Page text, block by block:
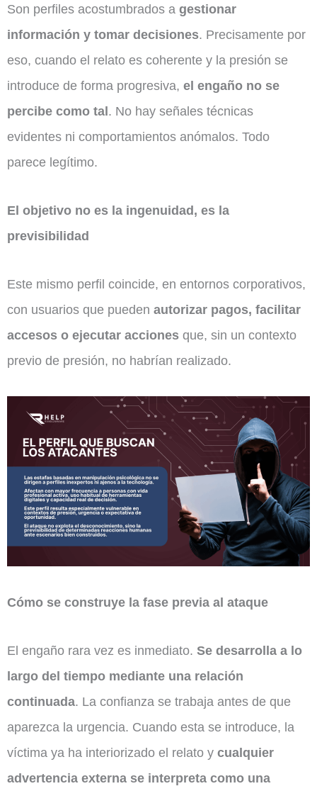
Son perfiles acostumbrados a gestionar
información y tomar decisiones. Precisamente por
eso, cuando el relato es coherente y la presión se
introduce de forma progresiva, el engaño no se
percibe como tal. No hay señales técnicas
evidentes ni comportamientos anómalos. Todo
parece legítimo.
El objetivo no es la ingenuidad, es la
previsibilidad
Este mismo perfil coincide, en entornos corporativos,
con usuarios que pueden autorizar pagos, facilitar
accesos o ejecutar acciones que, sin un contexto
previo de presión, no habrían realizado.
Cómo se construye la fase previa al ataque
El engaño rara vez es inmediato. Se desarrolla a lo
largo del tiempo mediante una relación
continuada. La confianza se trabaja antes de que
aparezca la urgencia. Cuando esta se introduce, la
víctima ya ha interiorizado el relato y cualquier
advertencia externa se interpreta como una